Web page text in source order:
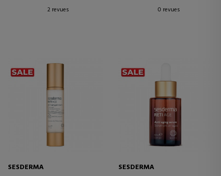
2 revues
0 revues
SESDERMA
SESDERMA